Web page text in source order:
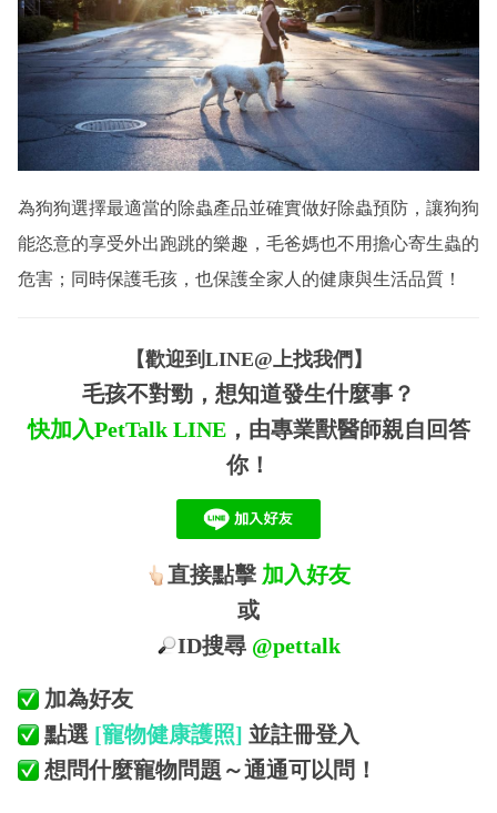
為狗狗選擇最適當的除蟲產品並確實做好除蟲預防，讓狗狗
能恣意的享受外出跑跳的樂趣，毛爸媽也不用擔心寄生蟲的
危害；同時保護毛孩，也保護全家人的健康與生活品質！
【歡迎到LINE@上找我們】
毛孩不對勁，想知道發生什麼事？
快加入PetTalk LINE，由專業獸醫師親自回答
你！
直接點擊 加入好友
或
ID搜尋 @pettalk
加為好友
點選 [寵物健康護照] 並註冊登入
想問什麼寵物問題～通通可以問！